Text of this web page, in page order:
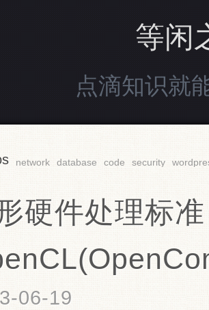
等闲
点滴知识就
network database code security
硬件处理标准
06-19